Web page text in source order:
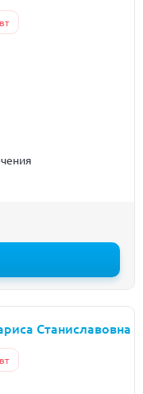
Станиславовна